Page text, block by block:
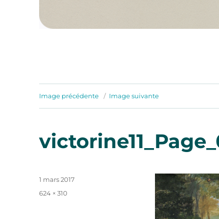
Image précédente Image suivante
Publié
1 mars 2017
Taille
624 × 310